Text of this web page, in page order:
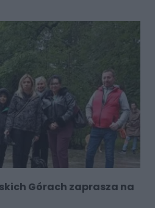
Górach zaprasza na